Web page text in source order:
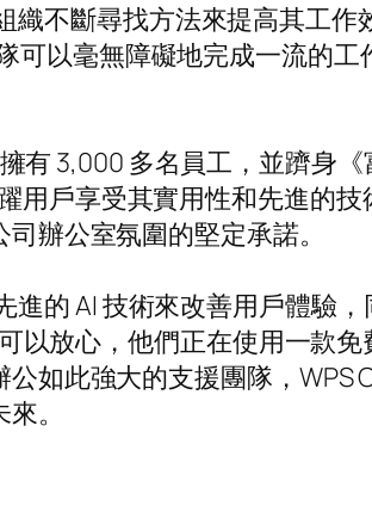
不斷尋找方法來提高其工作
可以毫無障礙地完成一流的工
有 3,000 多名員工，並躋身
用戶享受其實用性和先進的
辦公室氛圍的堅定承諾。
的 AI 技術來改善用戶體驗
以放心，他們正在使用一款
如此強大的支援團隊，WPS
。